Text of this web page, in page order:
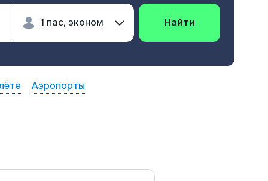
Найти
Аэропорты